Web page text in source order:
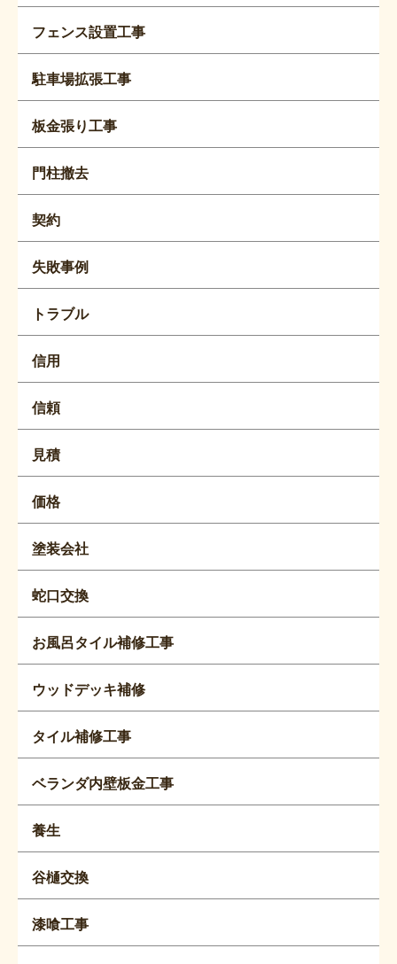
フェンス設置工事
駐車場拡張工事
板金張り工事
門柱撤去
契約
失敗事例
トラブル
信用
信頼
見積
価格
塗装会社
蛇口交換
お風呂タイル補修工事
ウッドデッキ補修
タイル補修工事
ベランダ内壁板金工事
養生
谷樋交換
漆喰工事